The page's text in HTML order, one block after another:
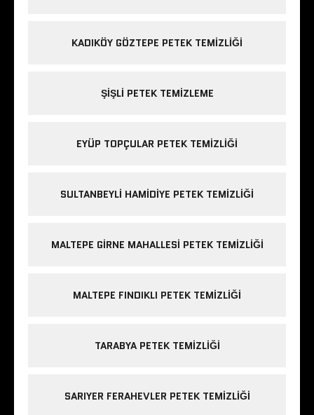
KADIKÖY GÖZTEPE PETEK TEMIZLIĞI
ŞIŞLI PETEK TEMIZLEME
EYÜP TOPÇULAR PETEK TEMIZLIĞI
SULTANBEYLI HAMIDIYE PETEK TEMIZLIĞI
MALTEPE GIRNE MAHALLESI PETEK TEMIZLIĞI
MALTEPE FINDIKLI PETEK TEMIZLIĞI
TARABYA PETEK TEMIZLIĞI
SARIYER FERAHEVLER PETEK TEMIZLIĞI